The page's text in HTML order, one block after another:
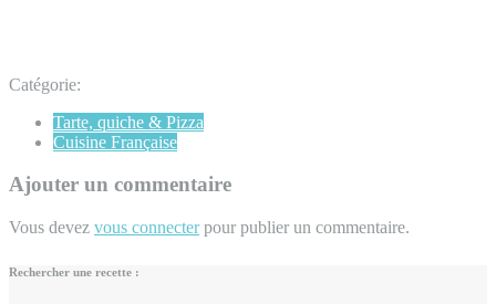
Catégorie:
Tarte, quiche & Pizza
Cuisine Française
Ajouter un commentaire
Vous devez vous connecterpour publier un commentaire.
Rechercher une recette :